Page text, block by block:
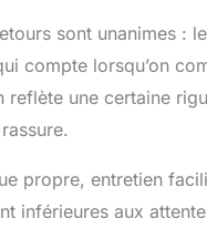
sont unanimes :
compte lorsqu’on
une certaine
propre, entretien
inférieures aux